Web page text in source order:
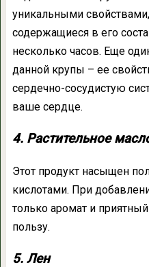
уникальными
содержащиеся в его
несколько часов. Еще
данной крупы – ее
сердечно-сосудистую
ваше сердце.
4. Растительное
Этот продукт насыщен
кислотами. При
только аромат и
пользу.
5. Лен